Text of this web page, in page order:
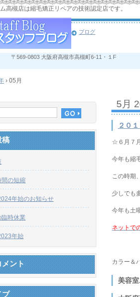
高槻店は縮毛矯正リペアの技術認定店です。
〒569-0803 大阪府高槻市高槻町6-11・１F
ブログ
› 05月
5月
２０
☆６月７
今年も縮
この時期
少しでも
今年も土
ネットで
カラー＆
美容
稿
間の短縮
年始のお知らせ
臨時休業
年始
メント
ブ